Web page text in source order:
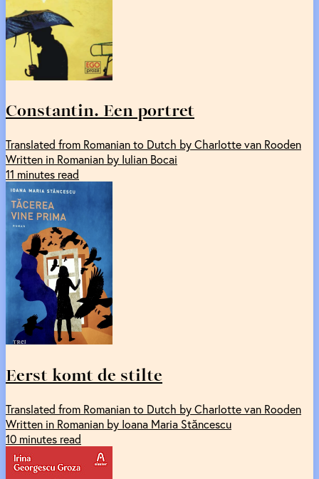
Constantin. Een portret
Translated from Romanian to Dutch by Charlotte van Rooden
Written in Romanian by Iulian Bocai
11 minutes read
Eerst komt de stilte
Translated from Romanian to Dutch by Charlotte van Rooden
Written in Romanian by Ioana Maria Stăncescu
10 minutes read